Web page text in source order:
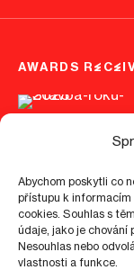
Abychom poskytli co
přístupu k informacím
cookies. Souhlas s
údaje, jako je chování
Nesouhlas nebo
vlastnosti a funkce.
AWARDS
©2026 epo1.cz